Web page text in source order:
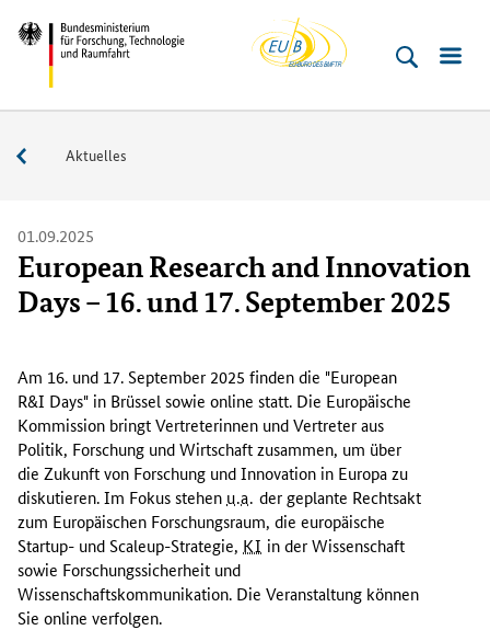
Direkt
zum
Inhalt
(Eingabetaste)
Direkt
zum
Hauptmenu
(Eingabetaste)
Direkt
zur
Suche
(Eingabetaste)
Direkt
zur
Fußleiste
(Enter)
Bundesministerium
Technologie
Buero
Service
Aktuelles
01.09.2025
European Research and Innovation
Days – 16. und 17. September 2025
m
1
6
.
u
n
d
1
7
.
Am 16. und 17. September 2025 finden die "European
R&I Days" in Brüssel sowie online statt. Die Europäische
Kommission bringt Vertreterinnen und Vertreter aus
Politik, Forschung und Wirtschaft zusammen, um über
die Zukunft von Forschung und Innovation in Europa zu
diskutieren. Im Fokus stehen u.a. der geplante Rechtsakt
zum Europäischen Forschungsraum, die europäische
Startup- undScaleup-Strategie, KI in der Wissenschaft
sowie Forschungssicherheit und
Wissenschaftskommunikation. Die Veranstaltung können
Sie online verfolgen.